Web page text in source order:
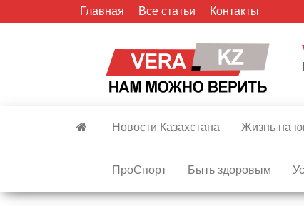
Главная Все статьи Контакты
Новости Казахстана Жизнь на
ПроСпорт Быть здоровым